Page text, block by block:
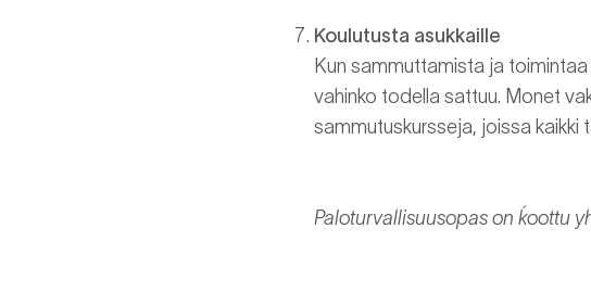
Koulutusta asukkaille
Kun sammuttamista ja
vahinko todella sattuu. Monet
sammutuskursseja, joissa kaikki
Paloturvallisuusopas on ḱoottu